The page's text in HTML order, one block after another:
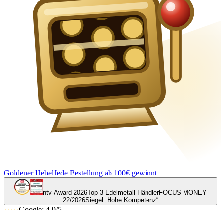
Goldener HebelJede Bestellung ab 100€ gewinnt
ntv-Award 2026Top 3 Edelmetall-HändlerFOCUS MONEY
22/2026Siegel „Hohe Kompetenz“